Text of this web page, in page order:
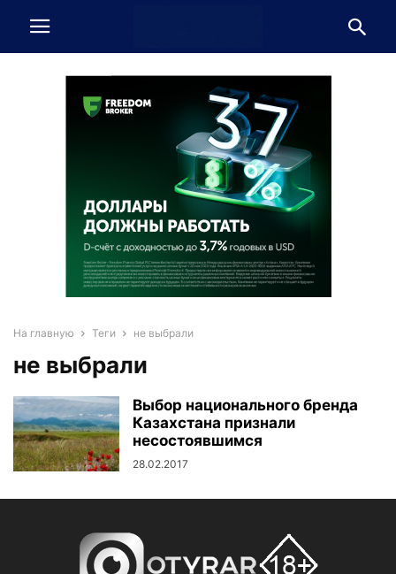
На главную Теги не выбрали
не выбрали
Выбор национального бренда
Казахстана признали
несостоявшимся
28.02.2017